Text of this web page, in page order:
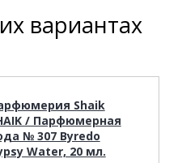
вариантах
Shaik
/ Парфюмерная
№ 307 Byredo
Water, 20 мл.